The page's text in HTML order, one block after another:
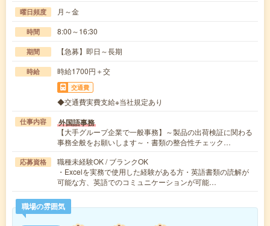
曜日頻度 月～金
時間 8:00～16:30
期間 【急募】即日～長期
時給 時給1700円＋交
交通費
◆交通費実費支給※当社規定あり
仕事内容 外国語事務
【大手グループ企業で一般事務】～製品の出荷検証に関わる
事務全般をお願いします～・書類の整合性チェック…
応募資格
職種未経験OK / ブランクOK
・Excelを実務で使用した経験がある方・英語書類の読解が
可能な方、英語でのコミュニケーションが可能…
職場の雰囲気